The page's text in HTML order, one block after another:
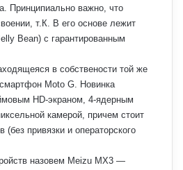
Принципиально важно, что
т.К. В его основе лежит
Bean) с гарантированным
в собствености той же
Moto G. Новинка
HD-экраном, 4-ядерным
камерой, причем стоит
(без привязки и операторского
назовем Meizu MX3 —